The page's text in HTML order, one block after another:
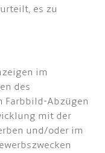
es zu
im
des
Farbbild-Abzügen
mit der
und/oder im